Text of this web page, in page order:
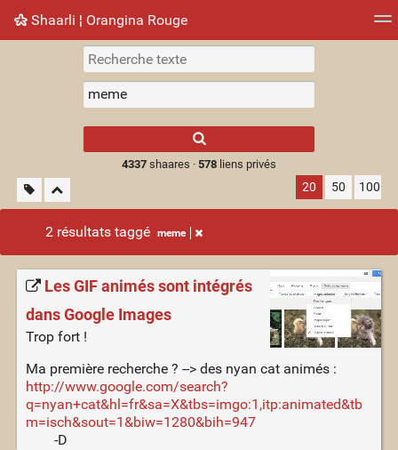
Shaarli ¦ Orangina Rouge
Nuage de tags Mur d'images
results.
4337shaares · 578liens privés
20 50 100
2 résultats taggé meme
Les GIF animés sont intégrés
dans Google Images
Trop fort !
Ma première recherche ? --> des nyan cat animés :
http://www.google.com/search?
q=nyan+cat&hl=fr&sa=X&tbs=imgo:1,itp:animated&tb
m=isch&sout=1&biw=1280&bih=947
-D